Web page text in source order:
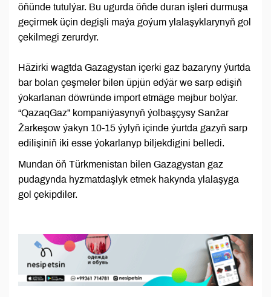
öňünde tutulýar. Bu ugurda öňde duran işleri durmuşa
geçirmek üçin degişli maýa goýum ylalaşyklarynyň gol
çekilmegi zerurdyr.
Häzirki wagtda Gazagystan içerki gaz bazaryny ýurtda
bar bolan çeşmeler bilen üpjün edýär we sarp edişiň
ýokarlanan döwründe import etmäge mejbur bolýar.
“QazaqGaz” kompaniýasynyň ýolbaşçysy Sanžar
Žarkeşow ýakyn 10-15 ýylyň içinde ýurtda gazyň sarp
edilişiniň iki esse ýokarlanyp biljekdigini belledi.
Mundan öň Türkmenistan bilen Gazagystan gaz
pudagynda hyzmatdaşlyk etmek hakynda ylalaşyga
gol çekipdiler.